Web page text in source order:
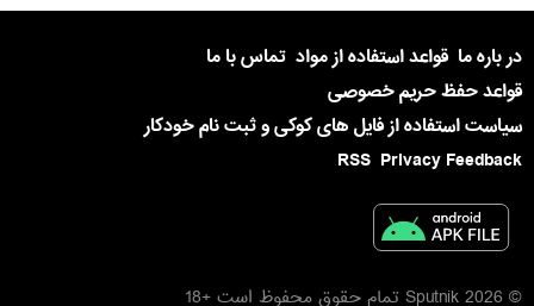
در باره ما قواعد استفاده از مواد تماس با ما
قواعد حفظ حریم خصوصی
سیاست استفاده از فایل های کوکی و ثبت نام خودکار
Privacy Feedback
RSS